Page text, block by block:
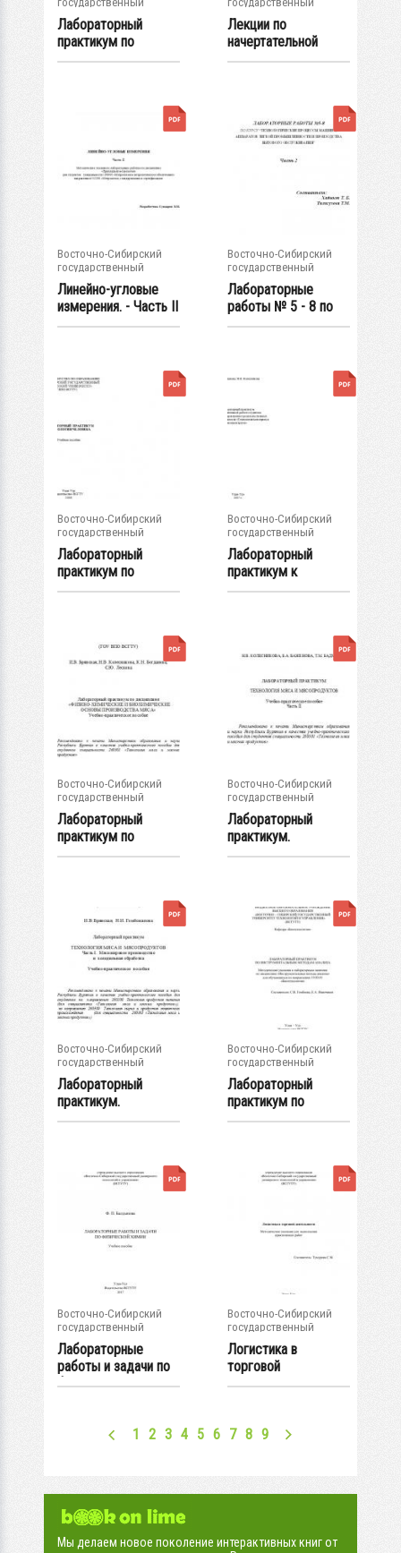
университет...
Лабораторный
практикум по
дисциплине
университет...
Лекции по
начертательной
геометрии
Восточно-Сибирский
государственный
университет...
Линейно-угловые
измерения. - Часть II
:...
Восточно-Сибирский
государственный
университет...
Лабораторные
работы № 5 - 8 по
курсу "...
Восточно-Сибирский
государственный
университет...
Лабораторный
практикум по
экологии человека
Восточно-Сибирский
государственный
университет...
Лабораторный
практикум к
самостоятельной
Восточно-Сибирский
государственный
университет...
Лабораторный
практикум по
дисциплине
Восточно-Сибирский
государственный
университет...
Лабораторный
практикум.
Технология мяса и...
Восточно-Сибирский
государственный
университет...
Лабораторный
практикум.
Технология мяса и...
Восточно-Сибирский
государственный
университет...
Лабораторный
практикум по
инструментальным...
Восточно-Сибирский
государственный
университет...
Лабораторные
работы и задачи по
физической химии...
Восточно-Сибирский
государственный
университет...
Логистика в
торговой
деятельности:
1
2 3 4 5 6 7 8 9
Мы делаем новое поколение интерактивных книг от